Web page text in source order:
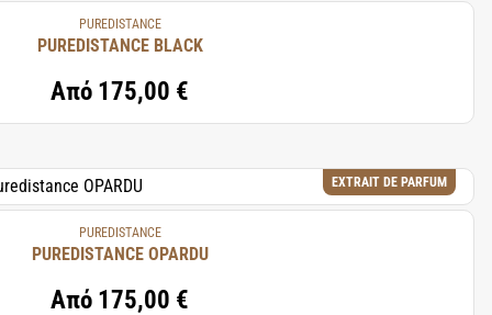
PUREDISTANCE
PUREDISTANCE BLACK
Από 175,00 €
EXTRAIT DE PARFUM
PUREDISTANCE
PUREDISTANCE OPARDU
Από 175,00 €